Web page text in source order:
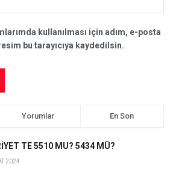
kullanılması için adım, e-posta
bu tarayıcıya kaydedilsin.
Yorumlar En Son
TE 5510 MU? 5434 MÜ?
2024